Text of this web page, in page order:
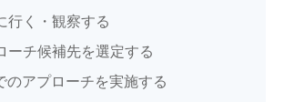
行く・観察する
ーチ候補先を選定する
のアプローチを実施する